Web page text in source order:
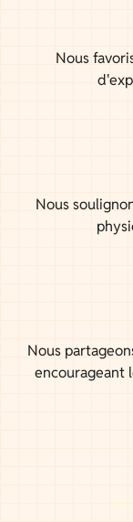
Nous
Nous
Nous
encourageant